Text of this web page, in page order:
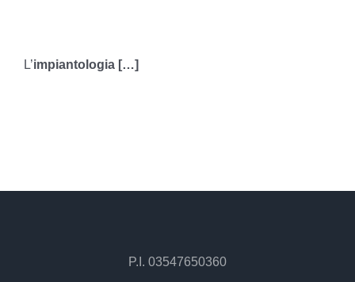
L’impiantologia […]
P.I. 03547650360